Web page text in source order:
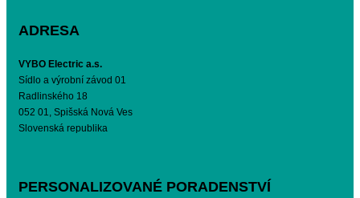
ADRESA
VYBO Electric a.s.
Sídlo a výrobní závod 01
Radlinského 18
052 01, Spišská Nová Ves
Slovenská republika
PERSONALIZOVANÉ PORADENSTVÍ